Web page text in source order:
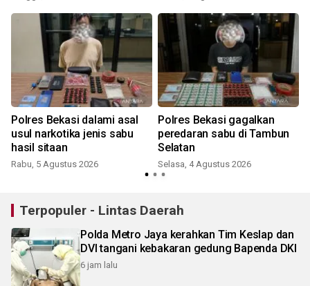
Polres Bekasi dalami asal
usul narkotika jenis sabu
hasil sitaan
Rabu, 5 Agustus 2026
Polres Bekasi gagalkan
peredaran sabu di Tambun
Selatan
Selasa, 4 Agustus 2026
Terpopuler - Lintas Daerah
Polda Metro Jaya kerahkan Tim Keslap dan
DVI tangani kebakaran gedung Bapenda DKI
6 jam lalu